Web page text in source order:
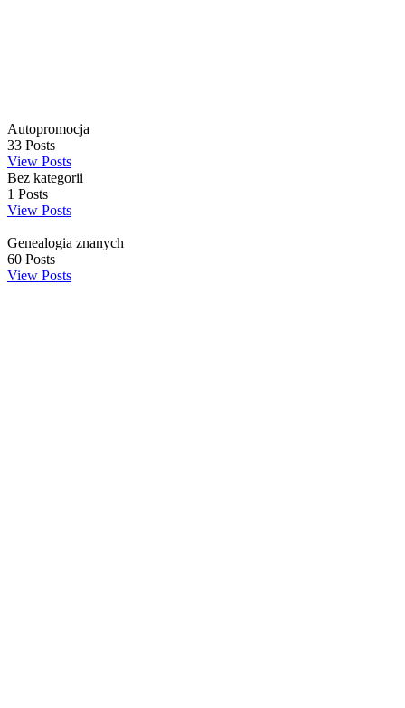
Autopromocja
33 Posts
View Posts
Bez kategorii
1 Posts
View Posts
Genealogia znanych
60 Posts
View Posts